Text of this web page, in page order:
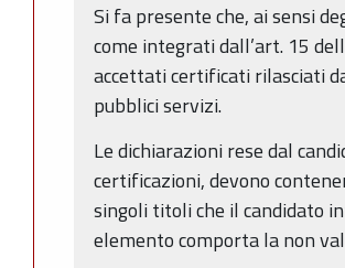
Si fa presente che, ai sensi
come integrati dall’art. 15
accettati certificati rilasciati
pubblici servizi.
Le dichiarazioni rese dal
certificazioni, devono
singoli titoli che il candidato
elemento comporta la non